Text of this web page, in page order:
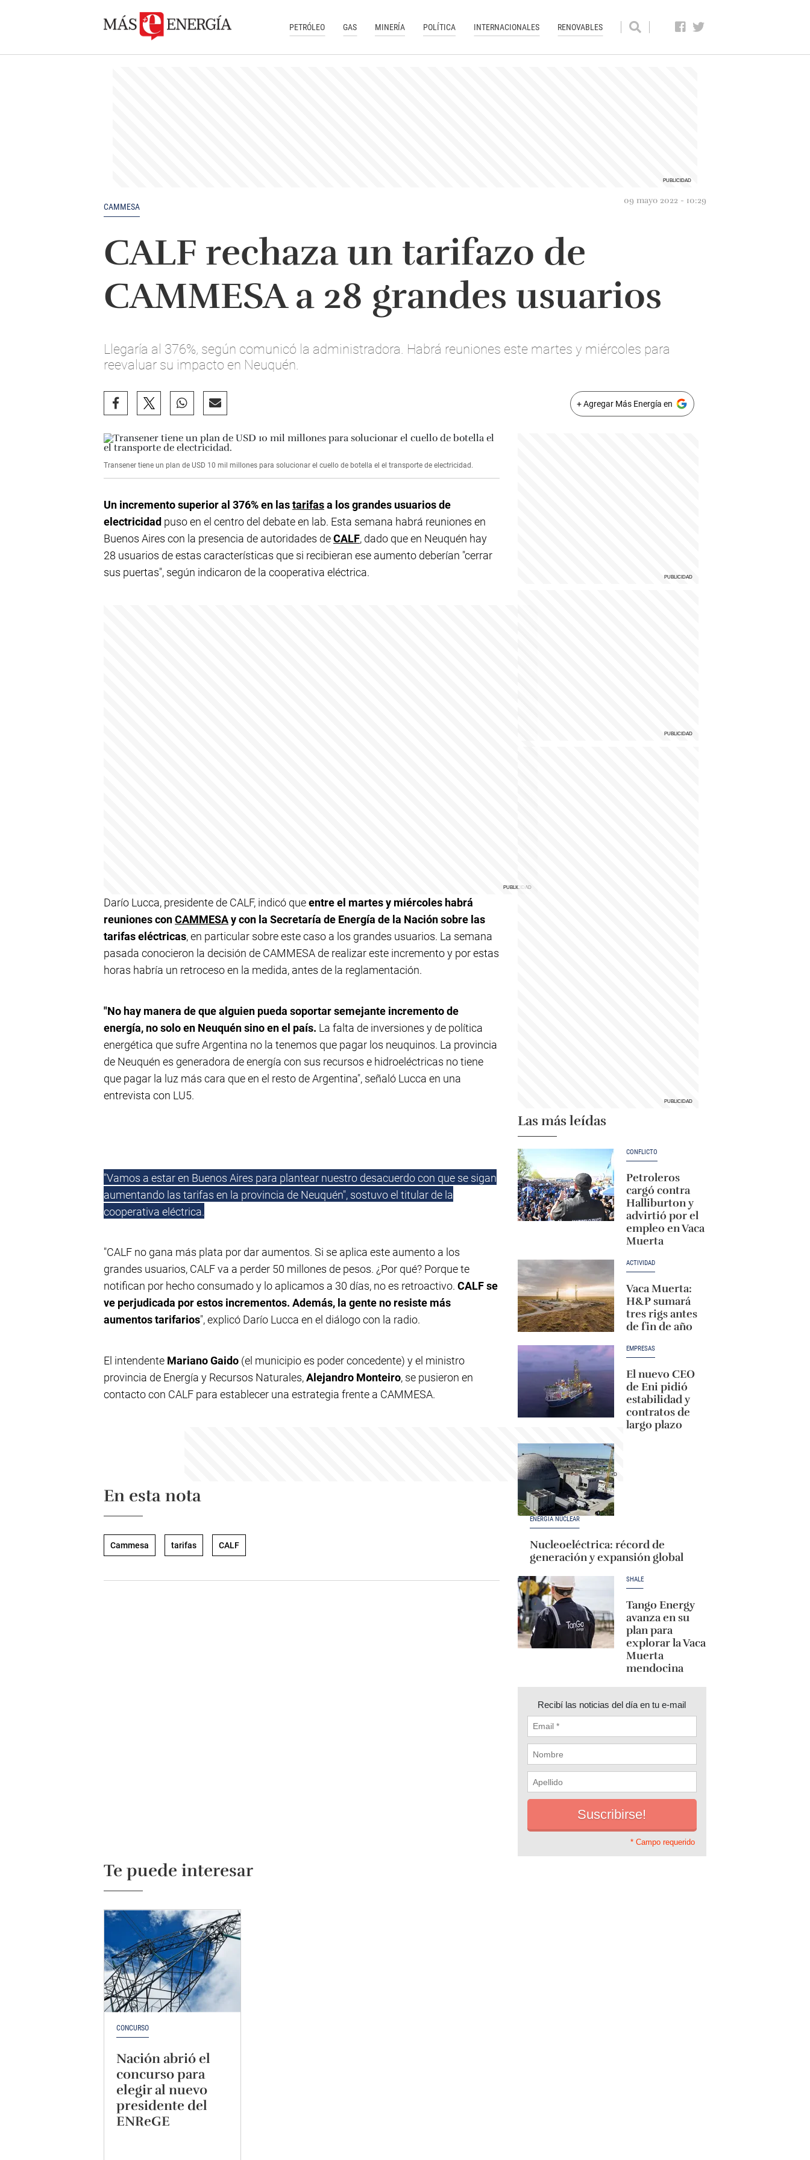
PETRÓLEO GAS MINERÍA POLÍTICA INTERNACIONALES RENOVABLES
CAMMESA
09 mayo 2022 - 10:29
CALF rechaza un tarifazo de
CAMMESA a 28 grandes usuarios
Llegaría al 376%, según comunicó la administradora. Habrá reuniones este martes y miércoles para
reevaluar su impacto en Neuquén.
+ Agregar Más Energía en
Transener tiene un plan de USD 10 mil millones para solucionar el cuello de botella el el transporte de electricidad.
Un incremento superior al 376% en lastarifasa los grandes usuarios de
electricidad puso en el centro del debate en lab. Esta semana habrá reuniones en
Buenos Aires con la presencia de autoridades deCALF, dado que en Neuquén hay
28 usuarios de estas características que si recibieran ese aumento deberían "cerrar
sus puertas", según indicaron de la cooperativa eléctrica.
Darío Lucca, presidente de CALF, indicó queentre el martes y miércoles habrá
reuniones conCAMMESAy con la Secretaría de Energía de la Nación sobre las
tarifas eléctricas, en particular sobre este caso a los grandes usuarios. La semana
pasada conocieron la decisión de CAMMESA de realizar este incremento y por estas
horas habría un retroceso en la medida, antes de la reglamentación.
"No hay manera de que alguien pueda soportar semejante incremento de
energía, no solo en Neuquén sino en el país. La falta de inversiones y de política
energética que sufre Argentina no la tenemos que pagar los neuquinos. La provincia
de Neuquén es generadora de energía con sus recursos e hidroeléctricas no tiene
que pagar la luz más cara que en el resto de Argentina", señaló Lucca en una
entrevista con LU5.
"Vamos a estar en Buenos Aires para plantear nuestro desacuerdo con que se sigan
aumentando las tarifas en la provincia de Neuquén", sostuvo el titular de la
cooperativa eléctrica.
"CALF no gana más plata por dar aumentos. Si se aplica este aumento a los
grandes usuarios, CALF va a perder 50 millones de pesos. ¿Por qué? Porque te
notifican por hecho consumado y lo aplicamos a 30 días, no es retroactivo. CALF se
ve perjudicada por estos incrementos. Además, la gente no resiste más
aumentos tarifarios", explicó Darío Lucca en el diálogo con la radio.
El intendente Mariano Gaido (el municipio es poder concedente) y el ministro
provincia de Energía y Recursos Naturales,Alejandro Monteiro, se pusieron en
contacto con CALF para establecer una estrategia frente a CAMMESA.
En esta nota
Cammesa tarifas CALF
Las más leídas
CONFLICTO
Petroleros
cargó contra
Halliburton y
advirtió por el
empleo en Vaca
Muerta
ACTIVIDAD
Vaca Muerta:
H&P sumará
tres rigs antes
de fin de año
EMPRESAS
El nuevo CEO
de Eni pidió
estabilidad y
contratos de
largo plazo
ENERGÍA NUCLEAR
Nucleoeléctrica: récord de
generación y expansión global
SHALE
Tango Energy
avanza en su
plan para
explorar la Vaca
Muerta
mendocina
Recibí las noticias del día en tu e-mail
* Campo requerido
Te puede interesar
CONCURSO
Nación abrió el
concurso para
elegir al nuevo
presidente del
ENReGE